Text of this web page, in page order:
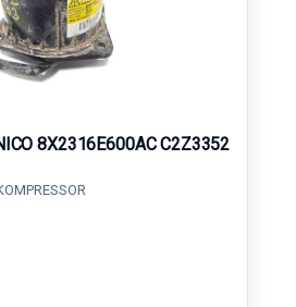
8X2316E600AC C2Z3352